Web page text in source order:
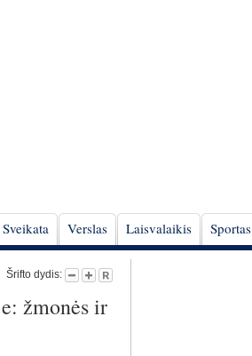
Sveikata Verslas Laisvalaikis Sportas
Šrifto dydis:
žmonės ir